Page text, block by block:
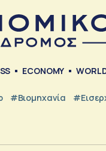
ECONOMY
#Βιομηχανία